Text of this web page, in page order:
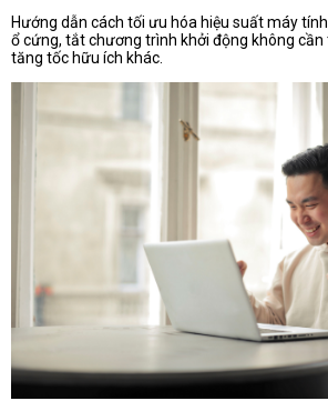
Hướng dẫn cách tối ưu hóa hiệu suất máy
ổ cứng, tắt chương trình khởi động không cần
tăng tốc hữu ích khác.